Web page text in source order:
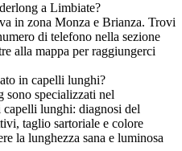
a Limbiate?
in zona Monza e Brianza. Trovi
di telefono nella sezione
alla mappa per raggiungerci
in capelli lunghi?
sono specializzati nel
capelli lunghi: diagnosi del
taglio sartoriale e colore
la lunghezza sana e luminosa